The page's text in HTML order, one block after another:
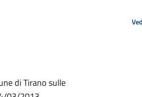
di Tirano sulle